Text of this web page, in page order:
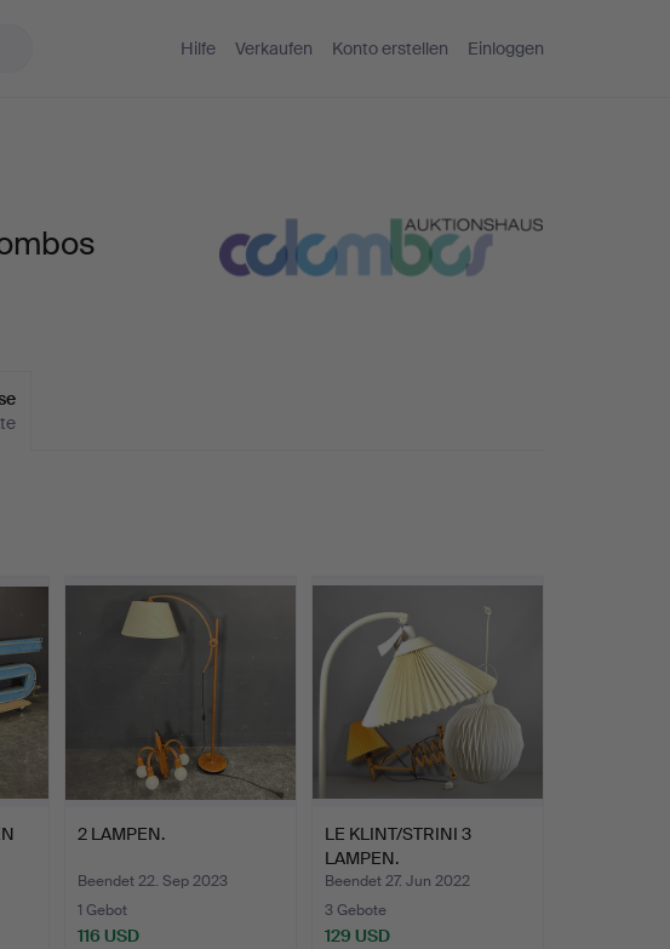
Hilfe Verkaufen Konto erstellen Einloggen
2 LAMPEN.
Beendet 22. Sep 2023
1 Gebot
116 USD
LE KLINT/STRINI 3
LAMPEN.
Beendet 27. Jun 2022
3 Gebote
129 USD